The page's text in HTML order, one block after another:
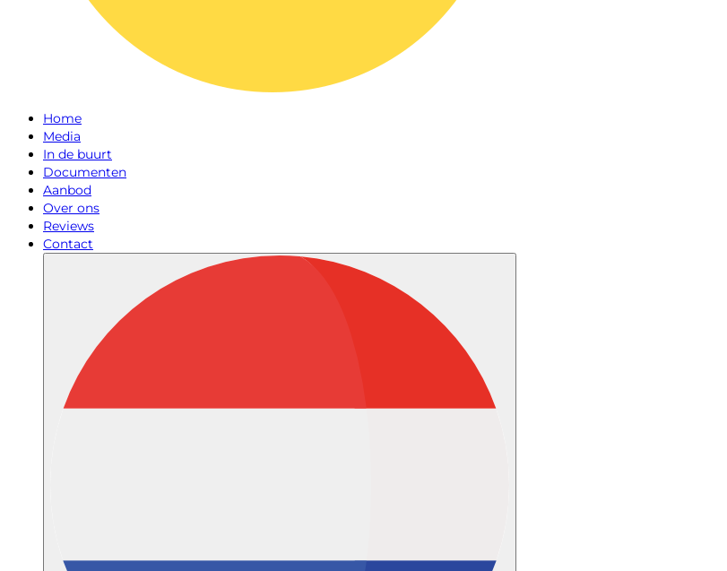
Home
Media
In de buurt
Documenten
Aanbod
Over ons
Reviews
Contact